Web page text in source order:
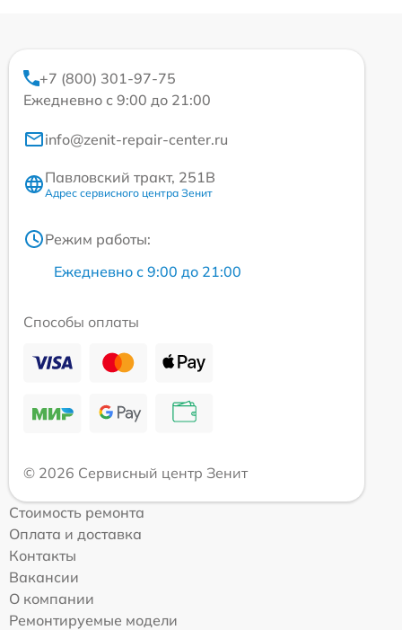
+7 (800) 301-97-75
Ежедневно с 9:00 до 21:00
info@zenit-repair-center.ru
Павловский тракт, 251В
Адрес сервисного центра Зенит
Режим работы:
Ежедневно с 9:00 до 21:00
Способы оплаты
© 2026 Сервисный центр Зенит
Стоимость ремонта
Оплата и доставка
Контакты
Вакансии
О компании
Ремонтируемые модели